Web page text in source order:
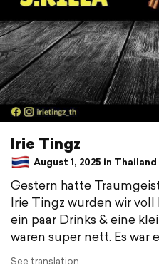
Irie Tingz
August 1, 2025 in Thailand
Gestern hatte
Irie Tingz wurden wir
ein paar Drinks & eine
waren super nett. Es war
See translation